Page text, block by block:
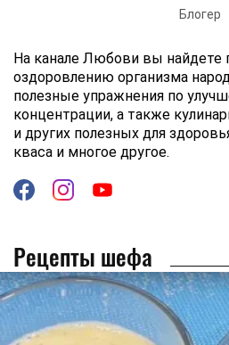
Блогер
На канале Любови вы найдете
оздоровлению организма
полезные упражнения по
концентрации, а также
и других полезных для
кваса и многое другое.
Рецепты шефа